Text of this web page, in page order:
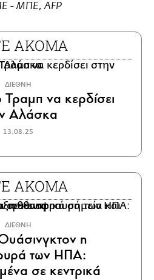
- ΜΠΕ, AFP
ΑΚΟΜΑ
ΔΙΕΘΝΗ
να κερδίσει
Αλάσκα
13.08.25
ΑΚΟΜΑ
ΔΙΕΘΝΗ
η
των ΗΠΑ:
σε κεντρικά